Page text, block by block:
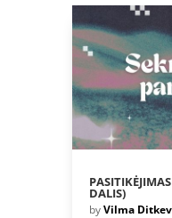
DALIS)
byVilma